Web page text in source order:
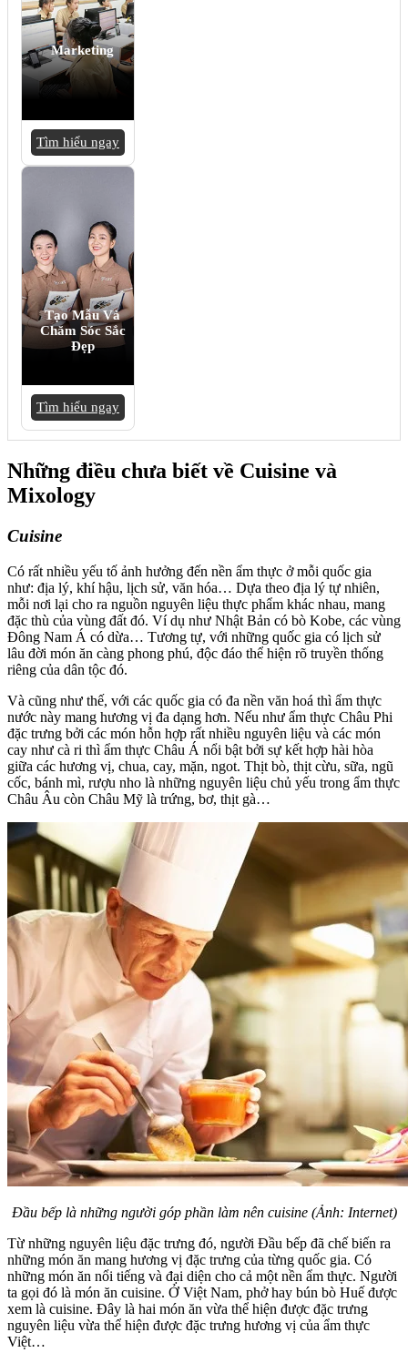
Marketing
Tìm hiểu ngay
Tạo Mẫu Và
Chăm Sóc Sắc
Đẹp
Tìm hiểu ngay
Những điều chưa biết về Cuisine và
Mixology
Cuisine
Có rất nhiều yếu tố ảnh hưởng đến nền ẩm thực ở mỗi quốc gia
như: địa lý, khí hậu, lịch sử, văn hóa… Dựa theo địa lý tự nhiên,
mỗi nơi lại cho ra nguồn nguyên liệu thực phẩm khác nhau, mang
đặc thù của vùng đất đó. Ví dụ như Nhật Bản có bò Kobe, các vùng
Đông Nam Á có dừa… Tương tự, với những quốc gia có lịch sử
lâu đời món ăn càng phong phú, độc đáo thể hiện rõ truyền thống
riêng của dân tộc đó.
Và cũng như thế, với các quốc gia có đa nền văn hoá thì ẩm thực
nước này mang hương vị đa dạng hơn. Nếu như ẩm thực Châu Phi
đặc trưng bởi các món hỗn hợp rất nhiều nguyên liệu và các món
cay như cà ri thì ẩm thực Châu Á nổi bật bởi sự kết hợp hài hòa
giữa các hương vị, chua, cay, mặn, ngot. Thịt bò, thịt cừu, sữa, ngũ
cốc, bánh mì, rượu nho là những nguyên liệu chủ yếu trong ẩm thực
Châu Âu còn Châu Mỹ là trứng, bơ, thịt gà…
Đầu bếp là những người góp phần làm nên cuisine (Ảnh: Internet)
Từ những nguyên liệu đặc trưng đó, người Đầu bếp đã chế biến ra
những món ăn mang hương vị đặc trưng của từng quốc gia. Có
những món ăn nổi tiếng và đại diện cho cả một nền ẩm thực. Người
ta gọi đó là món ăn cuisine. Ở Việt Nam, phở hay bún bò Huế được
xem là cuisine. Đây là hai món ăn vừa thể hiện được đặc trưng
nguyên liệu vừa thể hiện được đặc trưng hương vị của ẩm thực
Việt…